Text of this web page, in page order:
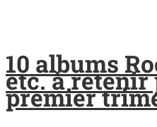
10 albums
etc. à retenir
premier